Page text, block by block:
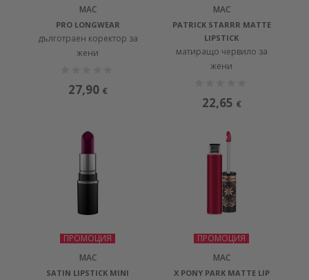
MAC
PRO LONGWEAR
дълготраен коректор за
жени
27,90 €
MAC
PATRICK STARRR MATTE
LIPSTICK
матиращо червило за
жени
22,65 €
ПРОМОЦИЯ
MAC
SATIN LIPSTICK MINI
ПРОМОЦИЯ
MAC
X PONY PARK MATTE LIP